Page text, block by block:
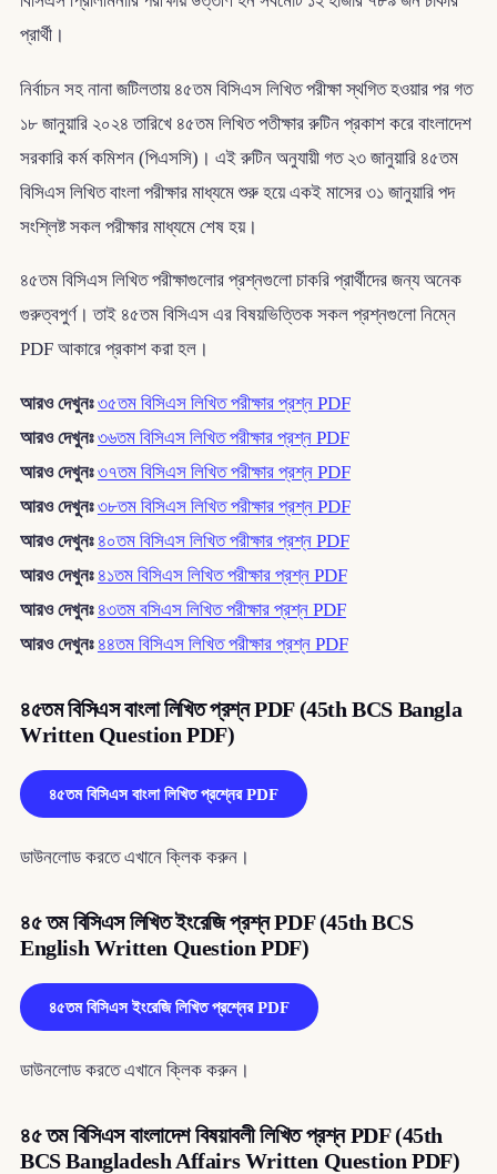
প্রার্থী।
নির্বাচন সহ নানা জটিলতায় ৪৫তম বিসিএস লিখিত পরীক্ষা স্থগিত হওয়ার পর গত
১৮ জানুয়ারি ২০২৪ তারিখে ৪৫তম লিখিত পতীক্ষার রুটিন প্রকাশ করে বাংলাদেশ
সরকারি কর্ম কমিশন (পিএসসি)। এই রুটিন অনুযায়ী গত ২৩ জানুয়ারি ৪৫তম
বিসিএস লিখিত বাংলা পরীক্ষার মাধ্যমে শুরু হয়ে একই মাসের ৩১ জানুয়ারি পদ
সংশ্লিষ্ট সকল পরীক্ষার মাধ্যমে শেষ হয়।
৪৫তম বিসিএস লিখিত পরীক্ষাগুলোর প্রশ্নগুলো চাকরি প্রার্থীদের জন্য অনেক
গুরুত্বপুর্ণ। তাই ৪৫তম বিসিএস এর বিষয়ভিত্তিক সকল প্রশ্নগুলো নিম্নে
PDF আকারে প্রকাশ করা হল।
আরও দেখুনঃ ৩৫তম বিসিএস লিখিত পরীক্ষার প্রশ্ন PDF
আরও দেখুনঃ ৩৬তম বিসিএস লিখিত পরীক্ষার প্রশ্ন PDF
আরও দেখুনঃ ৩৭তম বিসিএস লিখিত পরীক্ষার প্রশ্ন PDF
আরও দেখুনঃ ৩৮তম বিসিএস লিখিত পরীক্ষার প্রশ্ন PDF
আরও দেখুনঃ ৪০তম বিসিএস লিখিত পরীক্ষার প্রশ্ন PDF
আরও দেখুনঃ ৪১তম বিসিএস লিখিত পরীক্ষার প্রশ্ন PDF
আরও দেখুনঃ ৪৩তম বসিএস লিখিত পরীক্ষার প্রশ্ন PDF
আরও দেখুনঃ ৪৪তম বিসিএস লিখিত পরীক্ষার প্রশ্ন PDF
৪৫তম বিসিএস বাংলা লিখিত প্রশ্ন PDF (45th BCS Bangla
Written Question PDF)
৪৫তম বিসিএস বাংলা লিখিত প্রশ্নের PDF
ডাউনলোড করতে এখানে ক্লিক করুন।
৪৫ তম বিসিএস লিখিত ইংরেজি প্রশ্ন PDF (45th BCS
English Written Question PDF)
৪৫তম বিসিএস ইংরেজি লিখিত প্রশ্নের PDF
ডাউনলোড করতে এখানে ক্লিক করুন।
৪৫ তম বিসিএস বাংলাদেশ বিষয়াবলী লিখিত প্রশ্ন PDF (45th
BCS Bangladesh Affairs Written Question PDF)